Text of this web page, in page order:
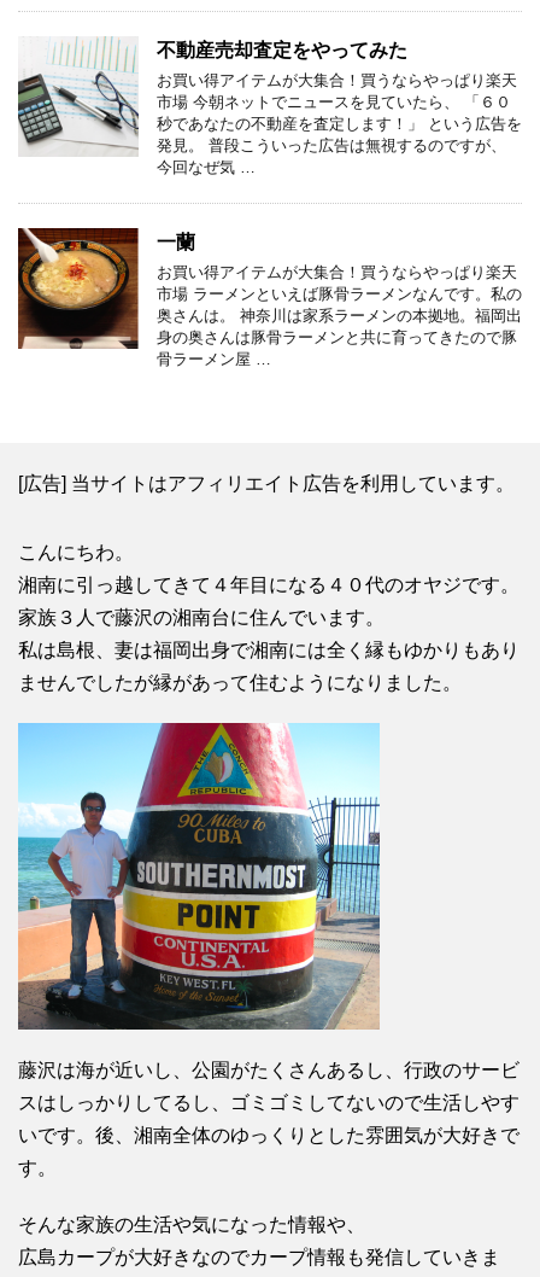
不動産売却査定をやってみた
お買い得アイテムが大集合！買うならやっぱり楽天
市場 今朝ネットでニュースを見ていたら、 「６０
秒であなたの不動産を査定します！」 という広告を
発見。 普段こういった広告は無視するのですが、
今回なぜ気 …
一蘭
お買い得アイテムが大集合！買うならやっぱり楽天
市場 ラーメンといえば豚骨ラーメンなんです。私の
奥さんは。 神奈川は家系ラーメンの本拠地。福岡出
身の奥さんは豚骨ラーメンと共に育ってきたので豚
骨ラーメン屋 …
[広告] 当サイトはアフィリエイト広告を利用しています。
こんにちわ。
湘南に引っ越してきて４年目になる４０代のオヤジです。
家族３人で藤沢の湘南台に住んでいます。
私は島根、妻は福岡出身で湘南には全く縁もゆかりもあり
ませんでしたが縁があって住むようになりました。
藤沢は海が近いし、公園がたくさんあるし、行政のサービ
スはしっかりしてるし、ゴミゴミしてないので生活しやす
いです。後、湘南全体のゆっくりとした雰囲気が大好きで
す。
そんな家族の生活や気になった情報や、
広島カープが大好きなのでカープ情報も発信していきま